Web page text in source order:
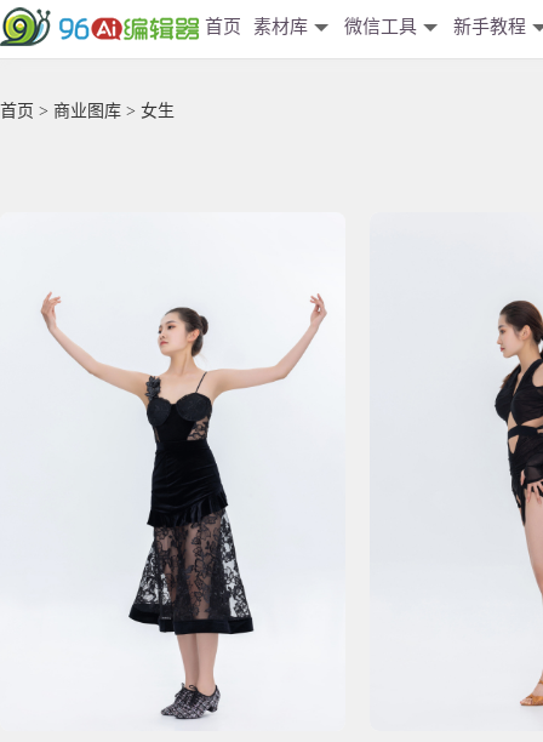
首页 素材库 微信工具 新手教程
首页 > 商业图库 > 女生